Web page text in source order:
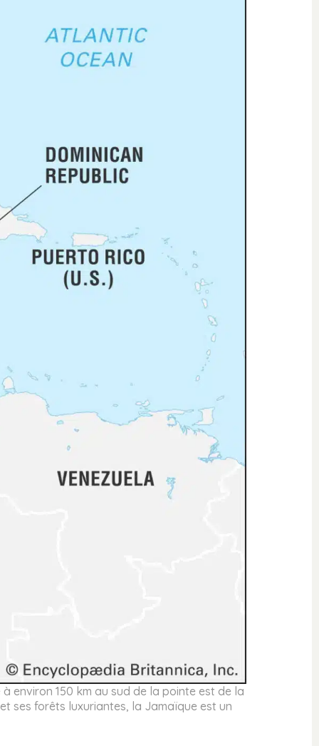
environ 150 km au sud de la pointe est de la
ses forêts luxuriantes, la Jamaïque est un